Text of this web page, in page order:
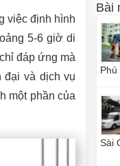
việc định hình
5-6 giờ di
đáp ứng mà
đại và dịch vụ
một phần của
Bài
Phú
Sài